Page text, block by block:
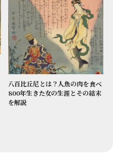
八百比丘尼とは？人魚の肉を食べ
800年生きた女の生涯とその結末
を解説